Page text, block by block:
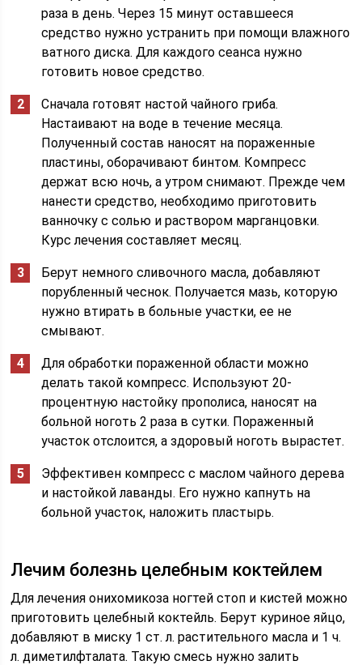
раза в день. Через 15 минут оставшееся
средство нужно устранить при помощи влажного
ватного диска. Для каждого сеанса нужно
готовить новое средство.
Сначала готовят настой чайного гриба.
Настаивают на воде в течение месяца.
Полученный состав наносят на пораженные
пластины, оборачивают бинтом. Компресс
держат всю ночь, а утром снимают. Прежде чем
нанести средство, необходимо приготовить
ванночку с солью и раствором марганцовки.
Курс лечения составляет месяц.
Берут немного сливочного масла, добавляют
порубленный чеснок. Получается мазь, которую
нужно втирать в больные участки, ее не
смывают.
Для обработки пораженной области можно
делать такой компресс. Используют 20-
процентную настойку прополиса, наносят на
больной ноготь 2 раза в сутки. Пораженный
участок отслоится, а здоровый ноготь вырастет.
Эффективен компресс с маслом чайного дерева
и настойкой лаванды. Его нужно капнуть на
больной участок, наложить пластырь.
Лечим болезнь целебным коктейлем
Для лечения онихомикоза ногтей стоп и кистей можно
приготовить целебный коктейль. Берут куриное яйцо,
добавляют в миску 1 ст. л. растительного масла и 1 ч.
л. диметилфталата. Такую смесь нужно залить